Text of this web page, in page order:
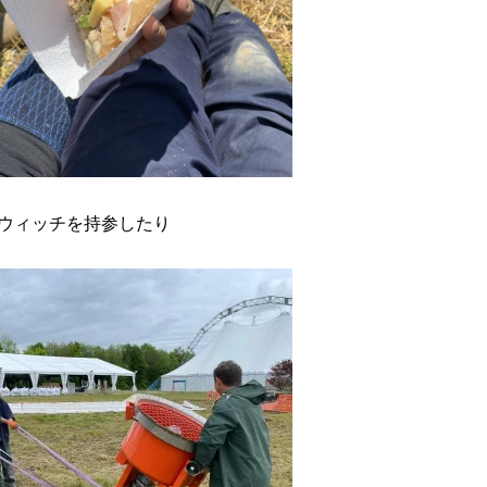
ィッチを持参したり